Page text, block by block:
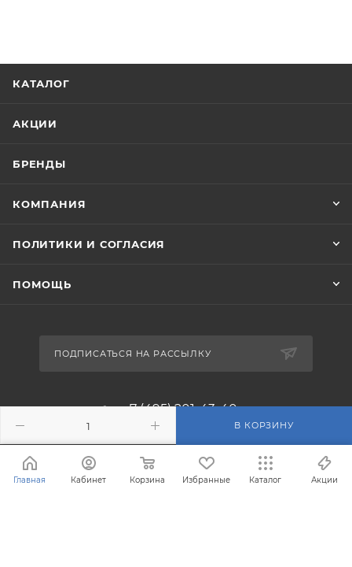
В КОРЗИНУ
КАТАЛОГ
АКЦИИ
БРЕНДЫ
КОМПАНИЯ
ПОЛИТИКИ И СОГЛАСИЯ
ПОМОЩЬ
ПОДПИСАТЬСЯ НА РАССЫЛКУ
+7 (495) 201-43-40
125008 г. Москва, проезд
Главная Кабинет Корзина Избранные Каталог Акции